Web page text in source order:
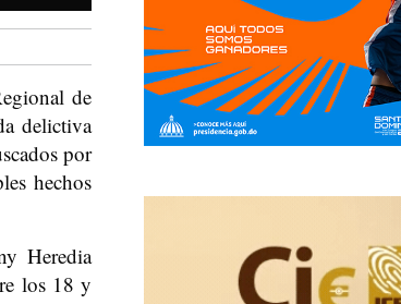
de
delictiva
por
hechos
Heredia
los 18 y